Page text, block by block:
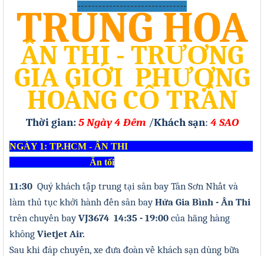
-------------------------------
TRUNG HOA
ÂN THI - TRƯƠNG
GIA GIỚI PHƯỢNG
HOÀNG CỔ TRẤN
Thời gian: 5Ngày4 Đêm /Khách sạn: 4 SAO
NGÀY 1: TP.HCM - ÂN THI
Ăn tối
11:30 Quý khách tập trung tại sân bay Tân Sơn Nhất và
làm thủ tục khởi hành đến sân bayHứa Gia Bình - Ân Thi
trên chuyến bayVJ3674 14:35 - 19:00 của hãng hàng
không Vietjet Air.
Sau khi đáp chuyến, xe đưa đoàn về khách sạn dùng bữa